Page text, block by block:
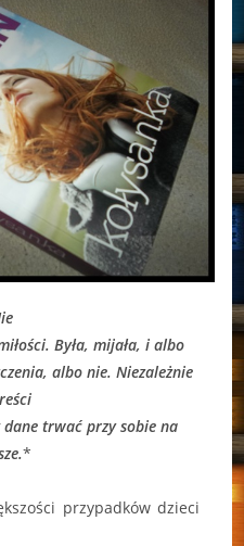
Była, mijała, i albo
albo nie. Niezależnie
trwać przy sobie na
*
przypadków dzieci